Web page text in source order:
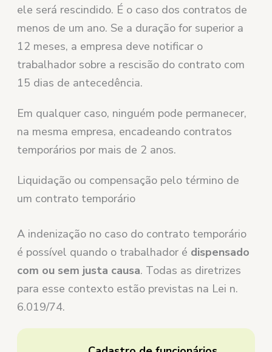
ele será rescindido. É o caso dos contratos de
menos de um ano. Se a duração for superior a
12 meses, a empresa deve notificar o
trabalhador sobre a rescisão do contrato com
15 dias de antecedência.
Em qualquer caso, ninguém pode permanecer,
na mesma empresa, encadeando contratos
temporários por mais de 2 anos.
Liquidação ou compensação pelo término de
um contrato temporário
A indenização no caso do contrato temporário
é possível quando o trabalhador é dispensado
com ou sem justa causa. Todas as diretrizes
para esse contexto estão previstas na Lei n.
6.019/74.